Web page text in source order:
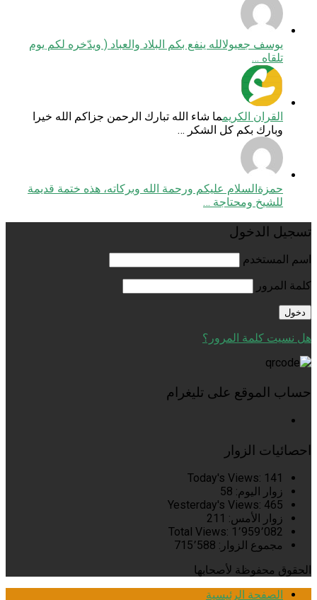
يوسف جعيولالله ينفع بكم البلاد والعباد ( ويدّخره لكم يوم
تلقاه …
القران الكريمما شاء الله تبارك الرحمن جزاكم الله خيرا
وبارك بكم كل الشكر …
حمزةالسلام عليكم ورحمة الله وبركاته، هذه ختمة قديمة
للشيخ ومحتاجة …
تسجيل الدخول
اسم المستخدم
كلمة المرور
هل نسيت كلمة المرور؟
حساب الموقع على تليغرام
احصائيات الزوار
Today's Views: 141
زوار اليوم: 58
Yesterday's Views: 465
زوار الأمس: 211
Total Views: 1٬959٬082
مجموع الزوار: 715٬588
الحقوق محفوظة لأصحابها
الصفحة الرئيسية